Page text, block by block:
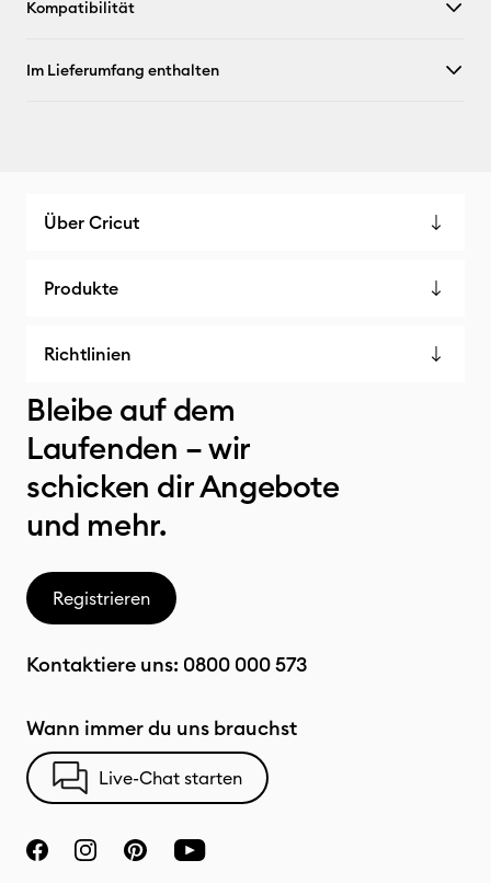
Kompatibilität
Im Lieferumfang enthalten
Über Cricut
Produkte
Richtlinien
Bleibe auf dem
Laufenden – wir
schicken dir Angebote
und mehr.
Registrieren
Kontaktiere uns: 0800 000 573
Wann immer du uns brauchst
Live-Chat starten